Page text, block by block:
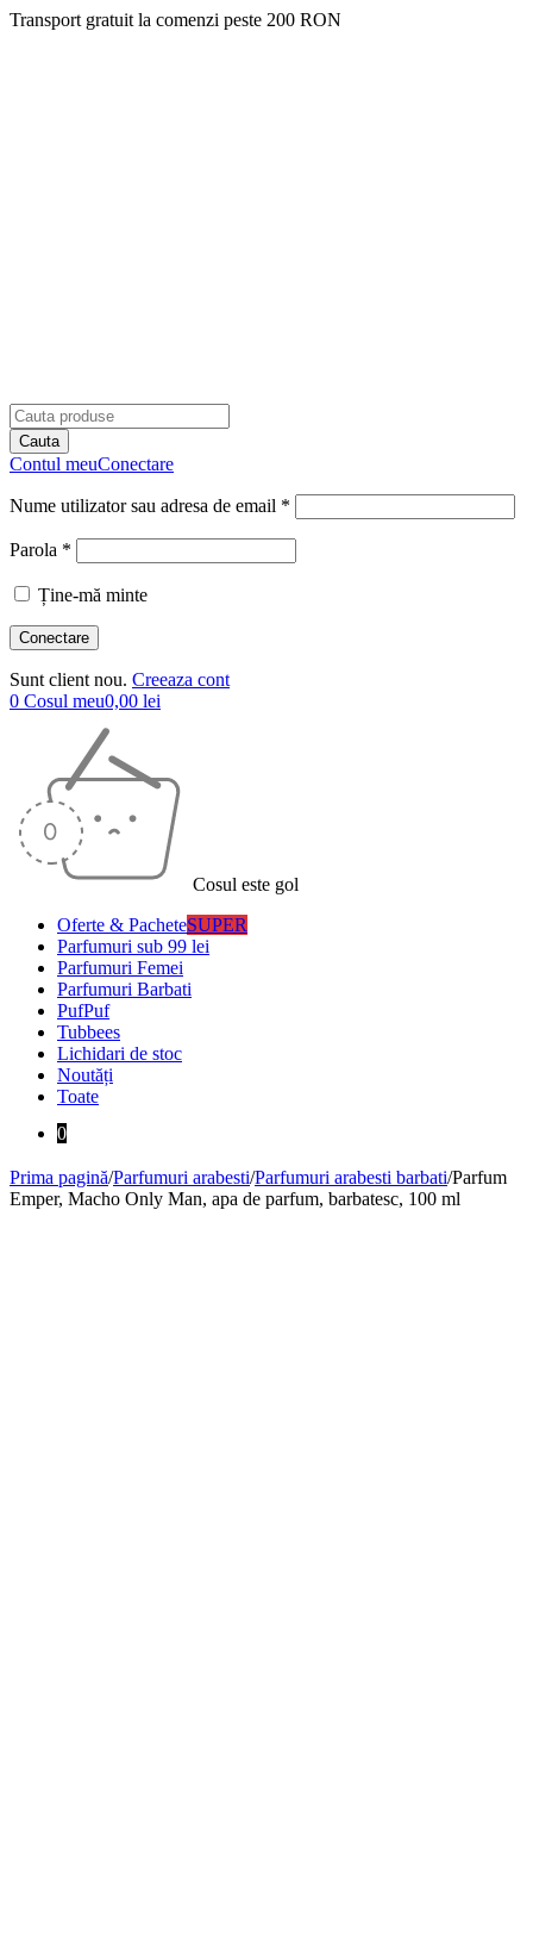
Transport gratuit la comenzi peste 200 RON
Contul meuConectare
Nume utilizator sau adresa de email *
Parola *
Ține-mă minte
Sunt client nou. Creeaza cont
0 Cosul meu0,00 lei
Cosul este gol
Oferte & PacheteSUPER
Parfumuri sub 99 lei
Parfumuri Femei
Parfumuri Barbati
PufPuf
Tubbees
Lichidari de stoc
Noutăți
Toate
0
Prima pagină/Parfumuri arabesti/Parfumuri arabesti barbati/Parfum
Emper, Macho Only Man, apa de parfum, barbatesc, 100 ml